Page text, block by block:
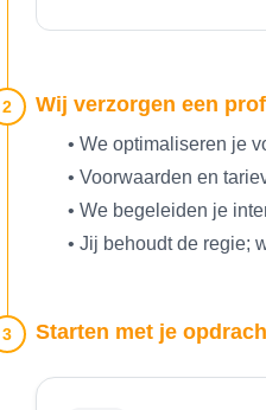
2 Wij verzorgen een
• We optimaliseren je
• Voorwaarden en
• We begeleiden je
• Jij behoudt de regie;
3 Starten met je